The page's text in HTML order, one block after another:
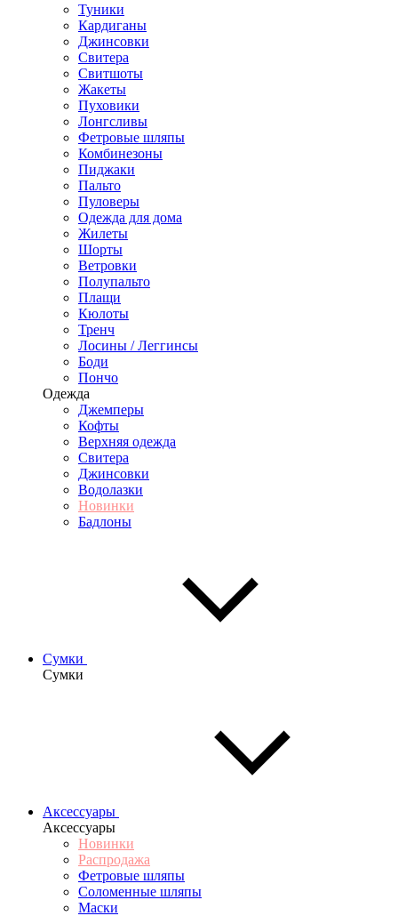
Туники
Кардиганы
Джинсовки
Свитера
Свитшоты
Жакеты
Пуховики
Лонгсливы
Фетровые шляпы
Комбинезоны
Пиджаки
Пальто
Пуловеры
Одежда для дома
Жилеты
Шорты
Ветровки
Полупальто
Плащи
Кюлоты
Тренч
Лосины / Леггинсы
Боди
Пончо
Одежда
Джемперы
Кофты
Верхняя одежда
Свитера
Джинсовки
Водолазки
Новинки
Бадлоны
Сумки
Сумки
Аксессуары
Аксессуары
Новинки
Распродажа
Фетровые шляпы
Соломенные шляпы
Маски